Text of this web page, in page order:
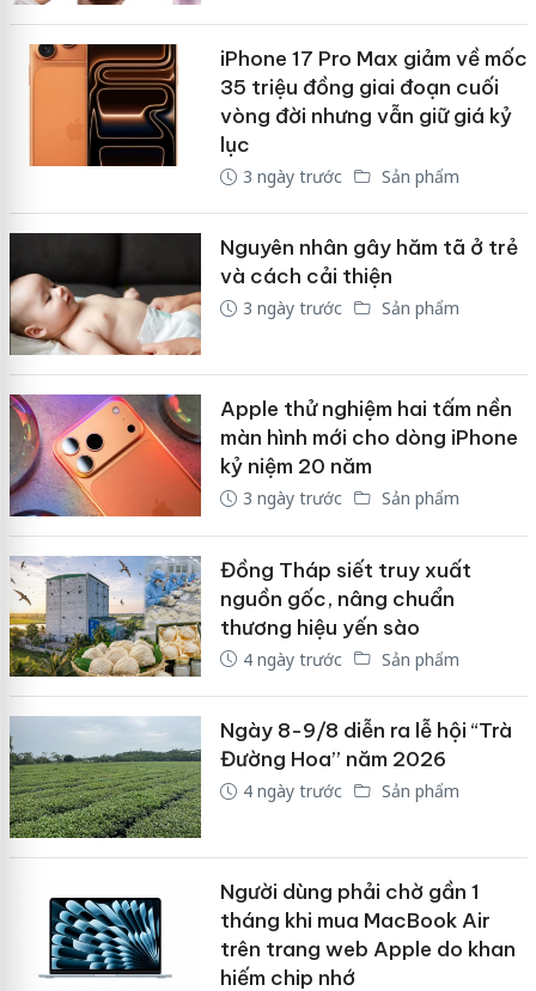
iPhone 17 Pro Max giảm về mốc
35 triệu đồng giai đoạn cuối
vòng đời nhưng vẫn giữ giá kỷ
lục
3 ngày trước Sản phẩm
Nguyên nhân gây hăm tã ở trẻ
và cách cải thiện
3 ngày trước Sản phẩm
Apple thử nghiệm hai tấm nền
màn hình mới cho dòng iPhone
kỷ niệm 20 năm
3 ngày trước Sản phẩm
Đồng Tháp siết truy xuất
nguồn gốc, nâng chuẩn
thương hiệu yến sào
4 ngày trước Sản phẩm
Ngày 8-9/8 diễn ra lễ hội “Trà
Đường Hoa” năm 2026
4 ngày trước Sản phẩm
Người dùng phải chờ gần 1
tháng khi mua MacBook Air
trên trang web Apple do khan
hiếm chip nhớ